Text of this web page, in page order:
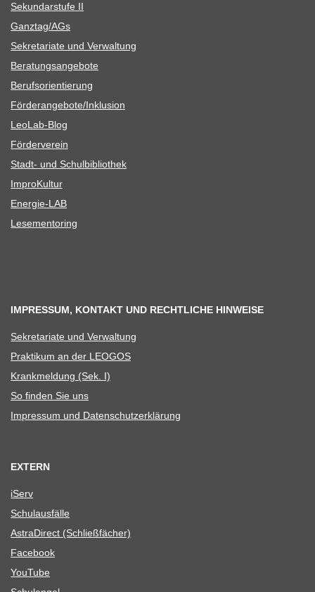
Sekun­dar­stufe II
Ganztag/​​AGs
Sekre­ta­riate und Verwaltung
Bera­tungs­an­ge­bote
Berufs­ori­en­tie­rung
Förderangebote/​​Inklusion
Leo­Lab-Blog
För­der­ver­ein
Stadt- und Schulbibliothek
Impro­Kul­tur
Ener­­gie-LAB
Lese­men­to­ring
IMPRESSUM, KONTAKT UND RECHTLICHE HINWEISE
Sekre­ta­riate und Verwaltung
Prak­ti­kum an der LEOGOS
Krank­mel­dung (Sek. I)
So fin­den Sie uns
Impres­sum und Datenschutzerklärung
EXTERN
iServ
Schul­aus­fälle
Astra­Di­rect (Schließ­fä­cher)
Face­book
You­Tube